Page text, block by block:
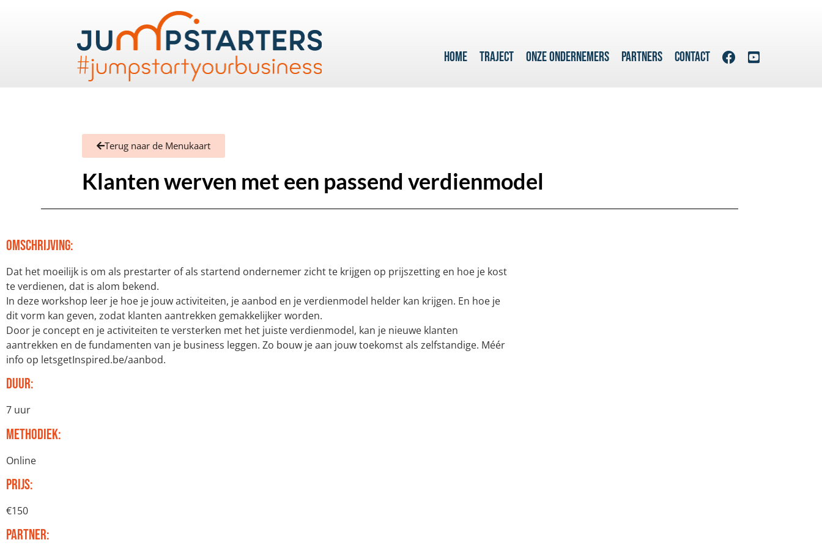
HOME TRAJECT ONZE ONDERNEMERS PARTNERS CONTACT
Terug naar de Menukaart
Klanten werven met een passend verdienmodel
Omschrijving:
Dat het moeilijk is om als prestarter of als startend ondernemer zicht te krijgen op prijszetting en hoe je kost
te verdienen, dat is alom bekend.
In deze workshop leer je hoe je jouw activiteiten, je aanbod en je verdienmodel helder kan krijgen. En hoe je
dit vorm kan geven, zodat klanten aantrekken gemakkelijker worden.
Door je concept en je activiteiten te versterken met het juiste verdienmodel, kan je nieuwe klanten
aantrekken en de fundamenten van je business leggen. Zo bouw je aan jouw toekomst als zelfstandige. Méér
info op letsgetInspired.be/aanbod.
Duur:
7 uur
Methodiek:
Online
Prijs:
€150
Partner: